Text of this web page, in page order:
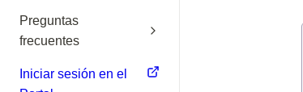
Preguntas
frecuentes
Iniciar sesión en el